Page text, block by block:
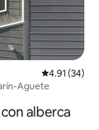
Calificación
4.91 (34)
Aguete
alberca